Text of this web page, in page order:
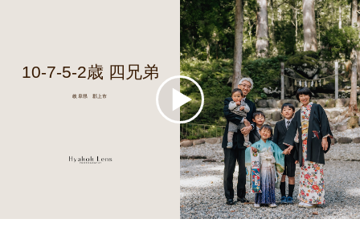
10-7-5-2歳 四兄弟
岐阜県 郡上市